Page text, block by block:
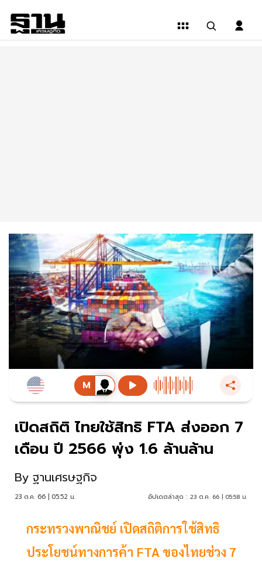
เปิดสถิติ ไทยใช้สิทธิ FTA ส่งออก 7
เดือน ปี 2566 พุ่ง 1.6 ล้านล้าน
By ฐานเศรษฐกิจ
23 ต.ค. 66 | 05:52 น. อัปเดตล่าสุด : 23 ต.ค. 66 | 05:58 น.
กระทรวงพาณิชย์ เปิดสถิติการใช้สิทธิ
ประโยชน์ทางการค้า FTA ของไทยช่วง 7